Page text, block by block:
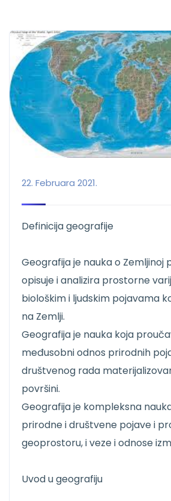
22. Februara 2021.
Definicija geografije
Geografija je nauka o Zemljinoj
opisuje i analizira prostorne
biološkim i ljudskim pojavama
na Zemlji.
Geografija je nauka koja
međusobni odnos prirodnih
društvenog rada
površini.
Geografija je kompleksna
prirodne i društvene pojave i
geoprostoru, i veze i odnose
Uvod u geografiju